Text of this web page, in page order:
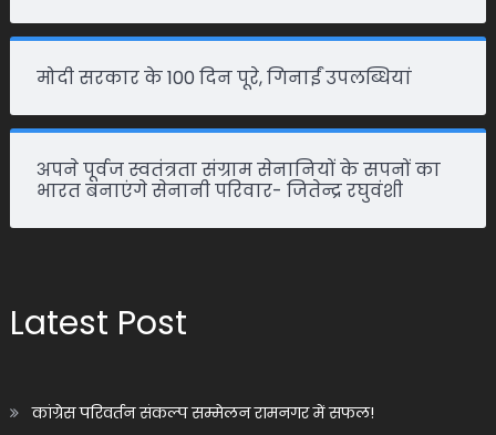
मोदी सरकार के 100 दिन पूरे, गिनाईं उपलब्धियां
अपने पूर्वज स्वतंत्रता संग्राम सेनानियों के सपनों का
भारत बनाएंगे सेनानी परिवार- जितेन्द्र रघुवंशी
Latest Post
कांग्रेस परिवर्तन संकल्प सम्मेलन रामनगर में सफल!